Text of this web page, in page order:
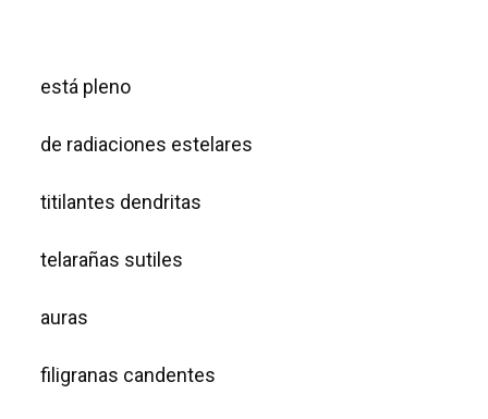
está pleno
de radiaciones estelares
titilantes dendritas
telarañas sutiles
auras
filigranas candentes